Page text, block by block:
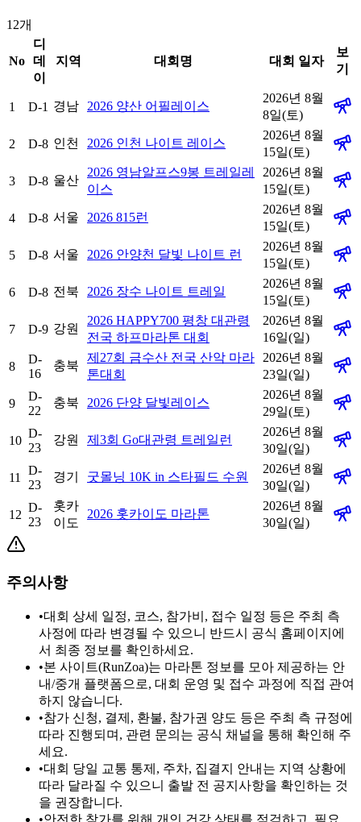
12개
No
디
데
이
지역 대회명 대회 일자
보
기
1 D-1 경남 2026 양산 어필레이스
2026년 8월
8일(토)
2 D-8 인천 2026 인천 나이트 레이스
2026년 8월
15일(토)
3 D-8 울산
2026 영남알프스9봉 트레일레
이스
2026년 8월
15일(토)
4 D-8 서울 2026 815런
2026년 8월
15일(토)
5 D-8 서울 2026 안양천 달빛 나이트 런
2026년 8월
15일(토)
6 D-8 전북 2026 장수 나이트 트레일
2026년 8월
15일(토)
7 D-9 강원
2026 HAPPY700 평창 대관령
전국 하프마라톤 대회
2026년 8월
16일(일)
8
D-
16
충북
제27회 금수산 전국 산악 마라
톤대회
2026년 8월
23일(일)
9
D-
22
충북 2026 단양 달빛레이스
2026년 8월
29일(토)
10
D-
23
강원 제3회 Go대관령 트레일런
2026년 8월
30일(일)
11
D-
23
경기 굿몰닝 10K in 스타필드 수원
2026년 8월
30일(일)
12
D-
23
홋카
이도
2026 홋카이도 마라톤
2026년 8월
30일(일)
주의사항
•대회 상세 일정, 코스, 참가비, 접수 일정 등은 주최 측
사정에 따라 변경될 수 있으니 반드시 공식 홈페이지에
서 최종 정보를 확인하세요.
•본 사이트(RunZoa)는 마라톤 정보를 모아 제공하는 안
내/중개 플랫폼으로, 대회 운영 및 접수 과정에 직접 관여
하지 않습니다.
•참가 신청, 결제, 환불, 참가권 양도 등은 주최 측 규정에
따라 진행되며, 관련 문의는 공식 채널을 통해 확인해 주
세요.
•대회 당일 교통 통제, 주차, 집결지 안내는 지역 상황에
따라 달라질 수 있으니 출발 전 공지사항을 확인하는 것
을 권장합니다.
•안전한 참가를 위해 개인 건강 상태를 점검하고, 필요